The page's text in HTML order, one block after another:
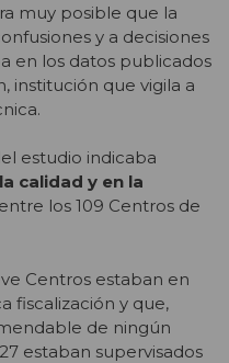
muy posible que la
y a decisiones
en los datos publicados
institución que vigila a
estudio indicaba
calidad y en la
los 109 Centros de
Centros estaban en
fiscalización y que,
de ningún
estaban supervisados